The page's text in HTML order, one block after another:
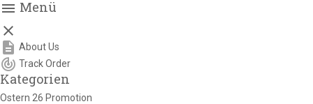
menu Menü

description About Us
track_changes Track Order
Kategorien
Ostern 26 Promotion